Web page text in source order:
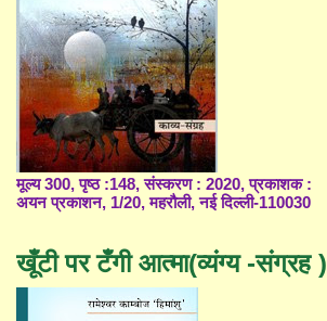
मूल्य 300, पृष्ठ :148, संस्करण : 2020, प्रकाशक :
अयन प्रकाशन, 1/20, महरौली, नई दिल्ली-110030
खूँटी पर टँगी आत्मा(व्यंग्य -संग्रह )